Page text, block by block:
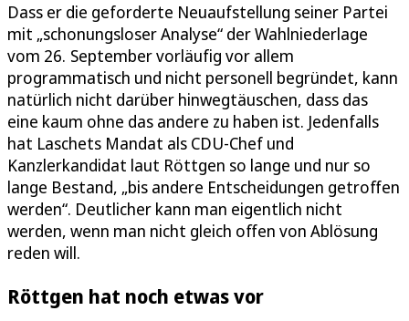
Dass er die geforderte Neuaufstellung seiner Partei
mit „schonungsloser Analyse“ der Wahlniederlage
vom 26. September vorläufig vor allem
programmatisch und nicht personell begründet, kann
natürlich nicht darüber hinwegtäuschen, dass das
eine kaum ohne das andere zu haben ist. Jedenfalls
hat Laschets Mandat als CDU-Chef und
Kanzlerkandidat laut Röttgen so lange und nur so
lange Bestand, „bis andere Entscheidungen getroffen
werden“. Deutlicher kann man eigentlich nicht
werden, wenn man nicht gleich offen von Ablösung
reden will.
Röttgen hat noch etwas vor